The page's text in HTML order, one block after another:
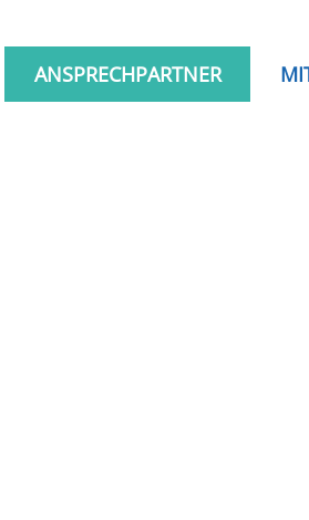
ANSPRECHPARTNER